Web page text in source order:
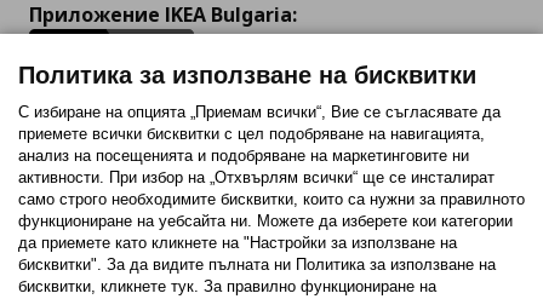
Приложение IKEA Bulgaria:
Последвайте ни:
FacebookTwitterYoutubePinterestInstagram
Политика за използване на бисквитки
С избиране на опцията „Приемам всички“, Вие се съгласявате да
приемете всички бисквитки с цел подобряване на навигацията,
анализ на посещенията и подобряване на маркетинговите ни
активности. При избор на „Отхвърлям всички“ ще се инсталират
само строго необходимитe бисквитки, които са нужни за правилното
функциониране на уебсайта ни. Можете да изберете кои категории
да приемете като кликнете на "Настройки за използване на
бисквитки". За да видите пълната ни Политика за използване на
бисквитки, кликнете тук. За правилно функциониране на